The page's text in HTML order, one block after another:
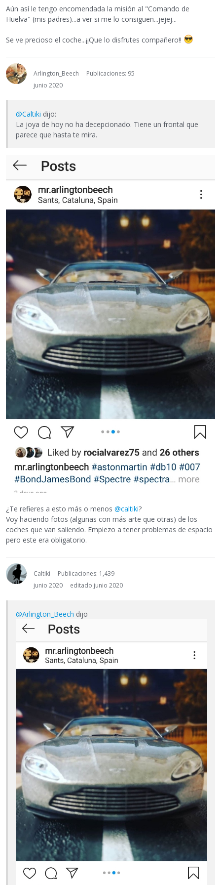
Aún así le tengo encomendada la misión al "Comando de
Huelva" (mis padres)...a ver si me lo consiguen...jejej...
Se ve precioso el coche...¡¡Que lo disfrutes compañero!!
Arlington_Beech
Publicaciones: 95
junio 2020
@Caltiki dijo:
La joya de hoy no ha decepcionado. Tiene un frontal que
parece que hasta te mira.
¿Te refieres a esto más o menos @caltiki?
Voy haciendo fotos (algunas con más arte que otras) de los
coches que van saliendo. Empiezo a tener problemas de espacio
pero este era obligatorio.
Caltiki
Publicaciones: 1,439
junio 2020
editado junio 2020
@Arlington_Beech dijo